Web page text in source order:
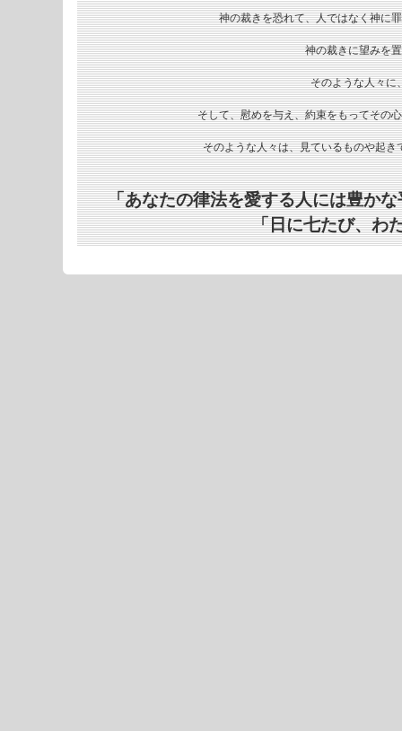
神の裁きを恐れて、人ではなく神に
神の裁きに望みを
そのような人々に
そして、慰めを与え、約束をもってその
そのような人々は、見ているものや起
「あなたの律法を愛する人には豊か
「日に七たび、わ